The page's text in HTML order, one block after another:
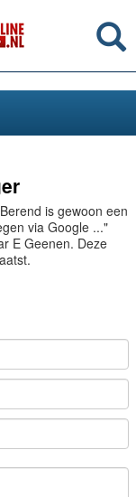
is gewoon een
via Google ..."
E Geenen. Deze